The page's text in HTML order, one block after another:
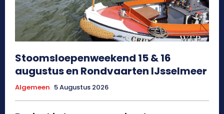
Stoomsloepenweekend 15 & 16
augustus en Rondvaarten IJsselmeer
Algemeen 5 Augustus 2026